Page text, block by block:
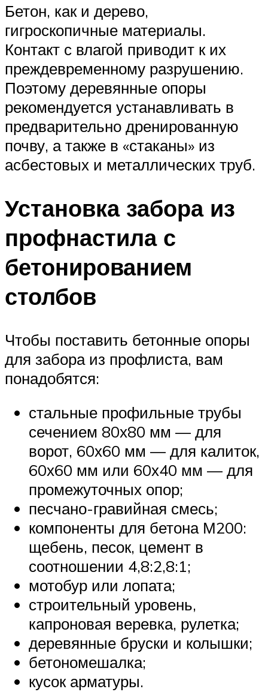
Бетон, как и дерево,
гигроскопичные материалы.
Контакт с влагой приводит к их
преждевременному разрушению.
Поэтому деревянные опоры
рекомендуется устанавливать в
предварительно дренированную
почву, а также в «стаканы» из
асбестовых и металлических труб.
Установка забора из
профнастила с
бетонированием
столбов
Чтобы поставить бетонные опоры
для забора из профлиста, вам
понадобятся:
стальные профильные трубы
сечением 80х80 мм — для
ворот, 60х60 мм — для калиток,
60х60 мм или 60х40 мм — для
промежуточных опор;
песчано-гравийная смесь;
компоненты для бетона М200:
щебень, песок, цемент в
соотношении 4,8:2,8:1;
мотобур или лопата;
строительный уровень,
капроновая веревка, рулетка;
деревянные бруски и колышки;
бетономешалка;
кусок арматуры.